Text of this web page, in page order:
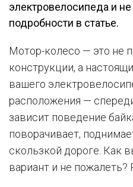
электровелосипеда и
подробности в статье.
Мотор-колесо — это не
конструкции, а
вашего
расположения —
зависит поведение
поворачивает,
скользкой дороге. Как
вариант и не